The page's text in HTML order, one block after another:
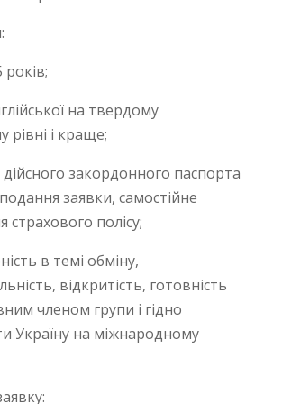
років;
на твердому
і краще;
дійсного закордонного паспорта
заявки, самостійне
полісу;
в темі обміну,
відкритість, готовність
членом групи і гідно
Україну на міжнародному